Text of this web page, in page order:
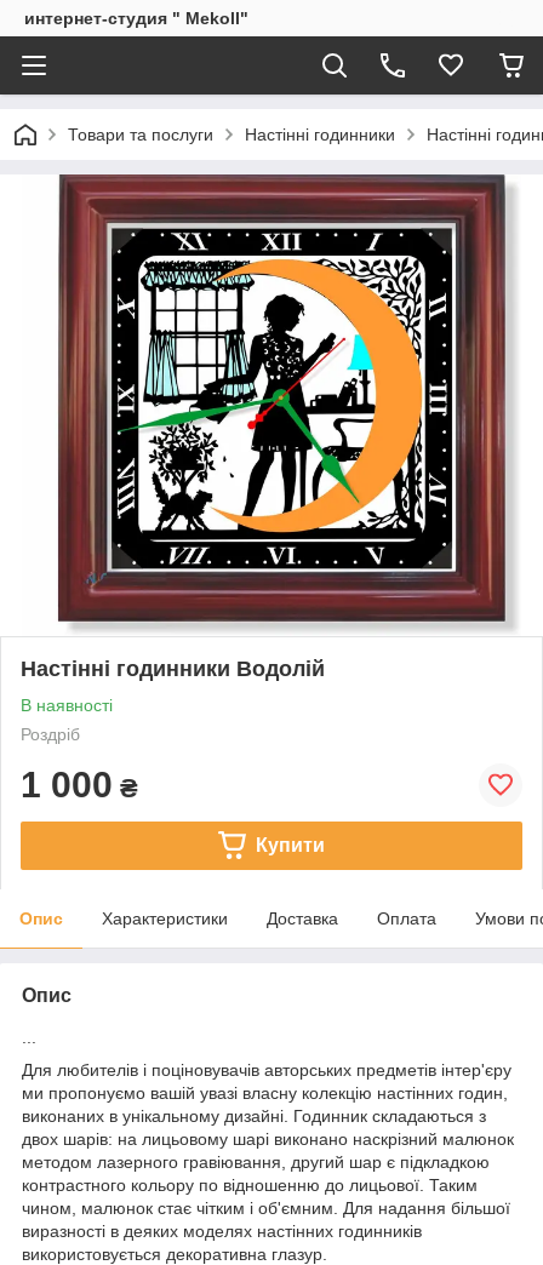
интернет-студия " Mekoll"
Товари та послуги Настінні годинники Настінні
Настінні годинники Водолій
В наявності
Роздріб
1 000 ₴
Купити
Опис Характеристики Доставка Оплата Умови
Опис
Для любителів і поціновувачів авторських предметів інтер'єру
ми пропонуємо вашій увазі власну колекцію настінних годин,
виконаних в унікальному дизайні. Годинник складаються з
двох шарів: на лицьовому шарі виконано наскрізний малюнок
методом лазерного гравіювання, другий шар є підкладкою
контрастного кольору по відношенню до лицьової. Таким
чином, малюнок стає чітким і об'ємним. Для надання більшої
виразності в деяких моделях настінних годинників
використовується декоративна глазур.